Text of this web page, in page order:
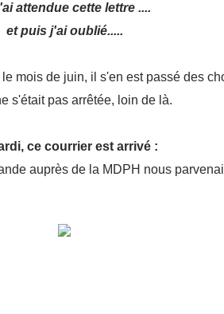
attendue cette lettre ....
et puis j'ai oublié.....
le mois de juin, il s'en est passé des
s'était pas arrêtée, loin de là.
ce courrier est arrivé :
auprès de la MDPH nous